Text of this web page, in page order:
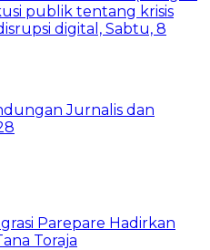
Jurnalis dan
Parepare Hadirkan
Toraja